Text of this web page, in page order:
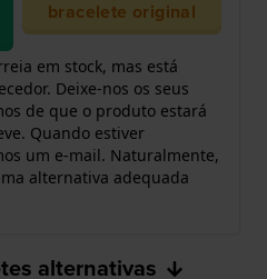
bracelete original
em stock, mas está
Deixe-nos os seus
de que o produto estará
Quando estiver
um e-mail. Naturalmente,
alternativa adequada
alternativas